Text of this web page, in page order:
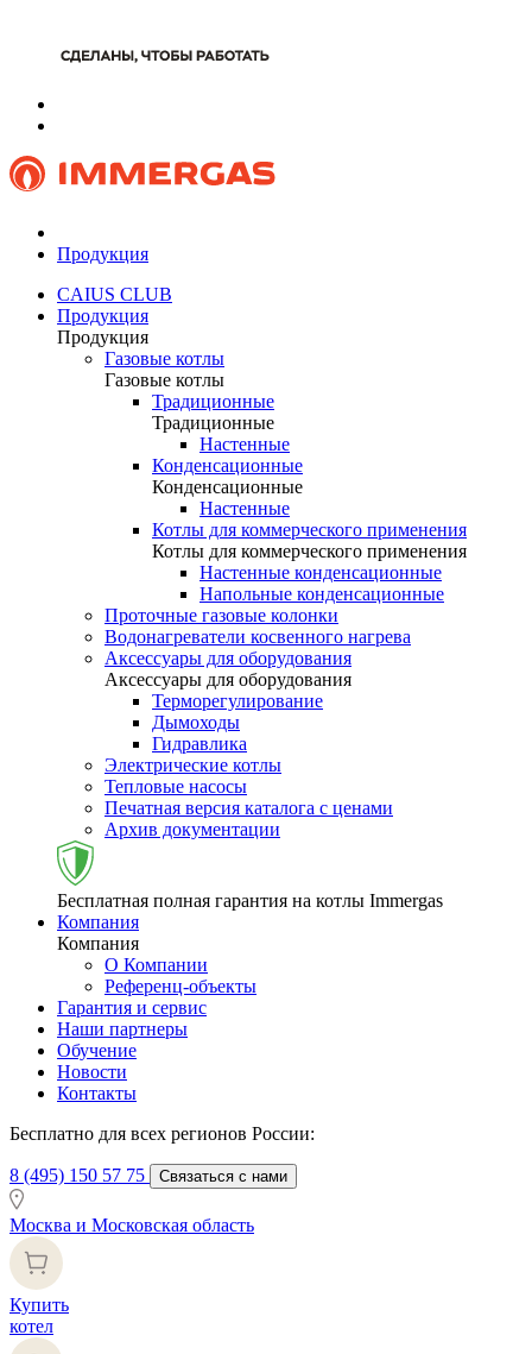
Продукция
CAIUS CLUB
Продукция
Продукция
Газовые котлы
Газовые котлы
Традиционные
Традиционные
Настенные
Конденсационные
Конденсационные
Настенные
Котлы для коммерческого применения
Котлы для коммерческого применения
Настенные конденсационные
Напольные конденсационные
Проточные газовые колонки
Водонагреватели косвенного нагрева
Аксессуары для оборудования
Аксессуары для оборудования
Терморегулирование
Дымоходы
Гидравлика
Электрические котлы
Тепловые насосы
Печатная версия каталога с ценами
Архив документации
Бесплатная полная гарантия на котлы Immergas
Компания
Компания
О Компании
Референц-объекты
Гарантия и сервис
Наши партнеры
Обучение
Новости
Контакты
Бесплатно для всех регионов России:
8 (495) 150 57 75 Связаться с нами
Москва и Московская область
Купить
котел